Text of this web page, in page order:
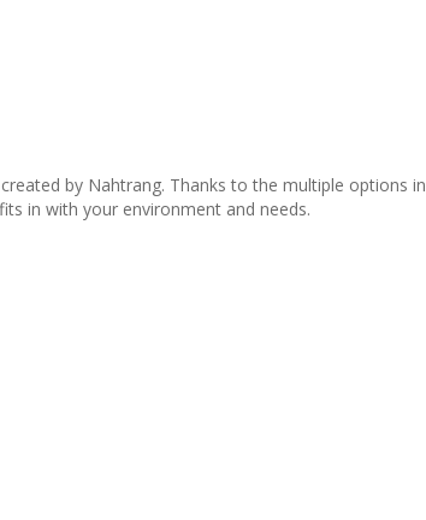
by Nahtrang. Thanks to the multiple options in
in with your environment and needs.